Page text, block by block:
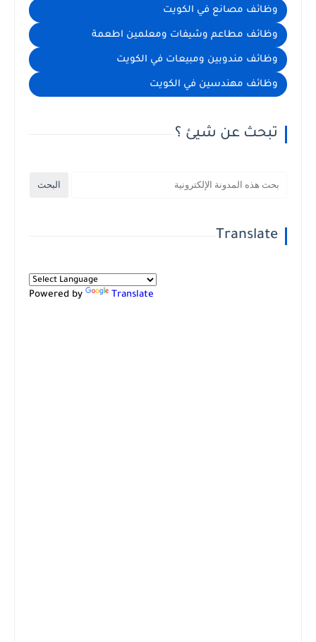
وظائف مصانع في الكويت
وظائف مطاعم وشيفات ومعلمين اطعمة
وظائف مندوبين ومبيعات في الكويت
وظائف مهندسين في الكويت
تبحث عن شيئ ؟
Translate
Powered by Translate